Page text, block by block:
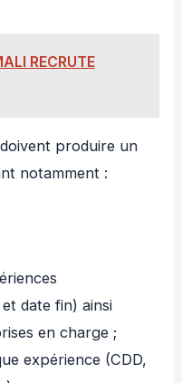
RECRUTE
produire un
notamment :
date fin) ainsi
en charge ;
expérience (CDD,